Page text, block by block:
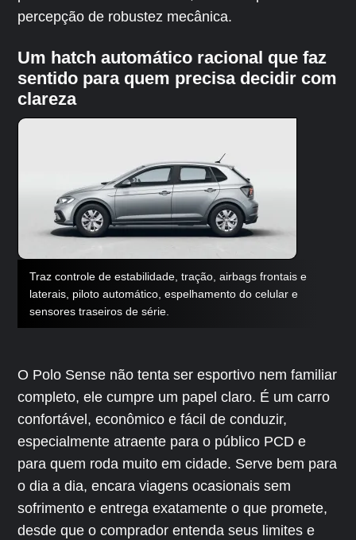
percepção de robustez mecânica.
Um hatch automático racional que faz
sentido para quem precisa decidir com
clareza
Traz controle de estabilidade, tração, airbags frontais e
laterais, piloto automático, espelhamento do celular e
sensores traseiros de série.
O Polo Sense não tenta ser esportivo nem familiar
completo, ele cumpre um papel claro. É um carro
confortável, econômico e fácil de conduzir,
especialmente atraente para o público PCD e
para quem roda muito em cidade. Serve bem para
o dia a dia, encara viagens ocasionais sem
sofrimento e entrega exatamente o que promete,
desde que o comprador entenda seus limites e